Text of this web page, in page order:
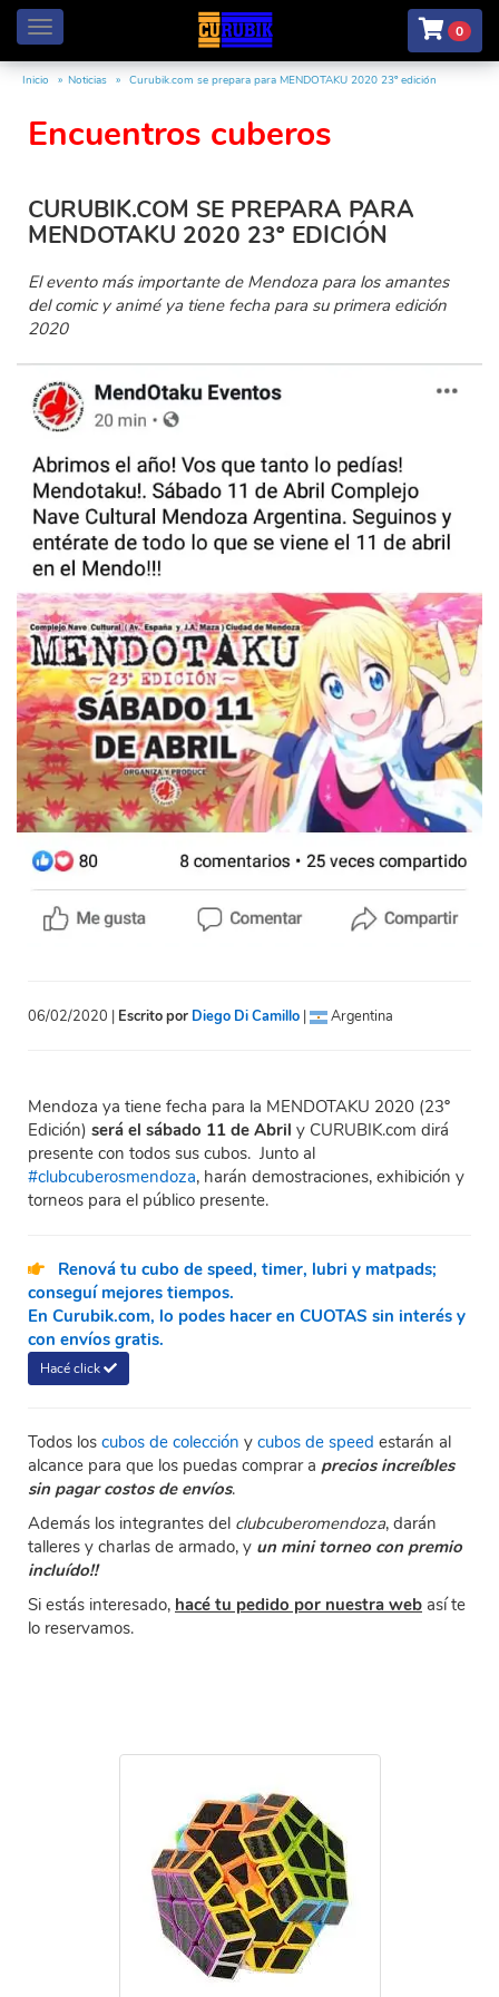
Menú 0
Inicio Noticias Curubik.com se prepara para MENDOTAKU 2020 23º edición
Encuentros cuberos
CURUBIK.COM SE PREPARA PARA
MENDOTAKU 2020 23º EDICIÓN
El evento más importante de Mendoza para los amantes
del comic y animé ya tiene fecha para su primera edición
2020
06/02/2020 | Escrito por Diego Di Camillo | Argentina
Mendoza ya tiene fecha para la MENDOTAKU 2020 (23º
Edición) será el sábado 11 de Abril y CURUBIK.com dirá
presente con todos sus cubos. Junto al
#clubcuberosmendoza, harán demostraciones, exhibición y
torneos para el público presente.
Renová tu cubo de speed, timer, lubri y matpads;
conseguí mejores tiempos.
En Curubik.com, lo podes hacer en CUOTAS sin interés y
con envíos gratis.
Hacé click
Todos los cubos de colección y cubos de speed estarán al
alcance para que los puedas comprar a precios increíbles
sin pagar costos de envíos.
Además los integrantes del clubcuberomendoza, darán
talleres y charlas de armado, y un mini torneo con premio
incluído!!
Si estás interesado, hacé tu pedido por nuestra web así te
lo reservamos.